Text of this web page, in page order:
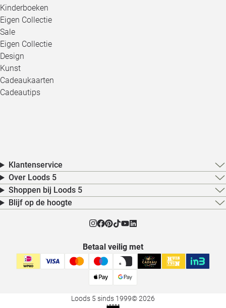
Kinderboeken
Eigen Collectie
Sale
Eigen Collectie
Design
Kunst
Cadeaukaarten
Cadeautips
Klantenservice
Over Loods 5
Shoppen bij Loods 5
Blijf op de hoogte
Betaal veilig met
Loods 5 sinds 1999© 2026